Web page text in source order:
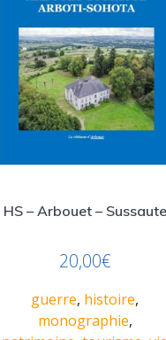
HS – Arbouet – Sussaute
20,00€
guerre, histoire,
monographie,